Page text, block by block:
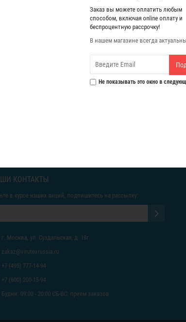
Заказ вы можете оплатить любым
способом, включая online оплату и
беспроцентную рассрочку!
В нашем магазине всегда
Не показывать это окно в
КОНТАКТЫ
в курсе наших акций, подпишитесь на рассылку:
г. Москва, ул. Суздальская, д. 18г
zakaz@virutexrussia.ru
+7 (495) 777-14-94
+7 (800) 200-15-94
Будни: 09:00 - 20:00 СБ-ВС: прием заказов